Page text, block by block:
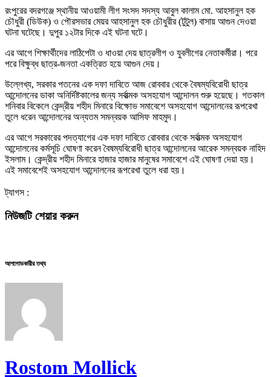
রংপুরের বদরগঞ্জে স্থানীয় আওয়ামী লীগ সংসদ সদস্য আবুল কালাম মো. আহসানুল হক
চৌধুরী (ডিউক) ও পৌরসভার মেয়র আহসানুল হক চৌধুরীর (টুটুল) বাসায় আগুন দেওয়া
ঘটনা ঘটেছে। দুপুর ১২টার দিকে এই ঘটনা ঘটে।
এর আগে শিক্ষার্থীদের লাঠিপেটা ও ধাওয়া দেয় ছাত্রলীগ ও যুবলীগের নেতাকর্মীরা। পরে
পরে বিক্ষুব্ধ ছাত্র-জনতা একত্রিত হয়ে আগুন দেয়।
উল্লেখ্য, সরকার পতনের এক দফা দাবিতে আজ রোববার থেকে বৈষম্যবিরোধী ছাত্র
আন্দোলনের ডাকা অনির্দিষ্টকালের জন্য সর্বাত্মক অসহযোগ আন্দোলন শুরু হয়েছে। গতকাল
শনিবার বিকেলে কেন্দ্রীয় শহীদ মিনারে বিক্ষোভ সমাবেশে অসহযোগ আন্দোলনের রূপরেখা
তুলে ধরেন আন্দোলনের অন্যতম সমন্বয়ক আসিফ মাহমুদ।
এর আগে সরকারের পদত্যাগের এক দফা দাবিতে রোববার থেকে সর্বাত্মক অসহযোগ
আন্দোলনের কর্মসূচি ঘোষণা করেন বৈষম্যবিরোধী ছাত্র আন্দোলনের আরেক সমন্বয়ক নাহিদ
ইসলাম। কেন্দ্রীয় শহীদ মিনারে হাজার হাজার মানুষের সমাবেশে এই ঘোষণা দেয়া হয়।
এই সমাবেশেই অসহযোগ আন্দোলনের রূপরেখা তুলে ধরা হয়।
ট্যাগস :
নিউজটি শেয়ার করুন
আপলোডকারীর তথ্য
Rostom Mollick